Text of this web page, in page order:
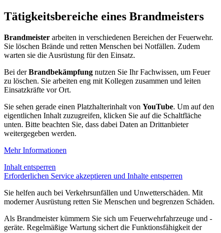
Tätigkeitsbereiche eines Brandmeisters
Brandmeister arbeiten in verschiedenen Bereichen der Feuerwehr.
Sie löschen Brände und retten Menschen bei Notfällen. Zudem
warten sie die Ausrüstung für den Einsatz.
Bei derBrandbekämpfung nutzen Sie Ihr Fachwissen, um Feuer
zu löschen. Sie arbeiten eng mit Kollegen zusammen und leiten
Einsatzkräfte vor Ort.
Sie sehen gerade einen Platzhalterinhalt von YouTube. Um auf den
eigentlichen Inhalt zuzugreifen, klicken Sie auf die Schaltfläche
unten. Bitte beachten Sie, dass dabei Daten an Drittanbieter
weitergegeben werden.
Mehr Informationen
Inhalt entsperren
Erforderlichen Service akzeptieren und Inhalte entsperren
Sie helfen auch bei Verkehrsunfällen und Unwetterschäden. Mit
moderner Ausrüstung retten Sie Menschen und begrenzen Schäden.
Als Brandmeister kümmern Sie sich um Feuerwehrfahrzeuge und -
geräte. Regelmäßige Wartung sichert die Funktionsfähigkeit der